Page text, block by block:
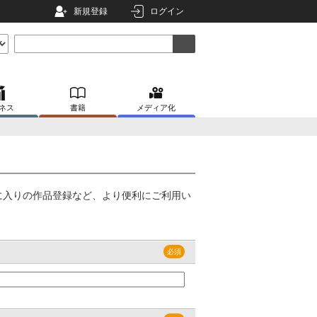
新規登録 ログイン
ス 書籍 メディア化
りの作品登録など、より便利にご利用い